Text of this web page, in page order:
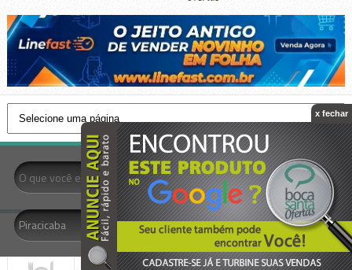
- Todas as Categorias -
Piracicaba
x fechar